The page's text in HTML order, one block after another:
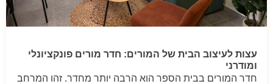
עצות לעיצוב הבית של המורים: חדר מורים פונקציונלי
ומודרני
חדר המורים בבית הספר הוא הרבה יותר מחדר. זהו המרחב